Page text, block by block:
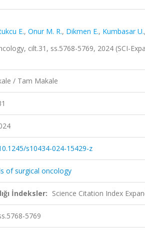
E., Onur M. R., Dikmen E., Kumbasar U.,
cilt.31, ss.5768-5769, 2024 (SCI-
/ Tam Makale
s10434-024-15429-z
of surgical oncology
İndeksler: Science Citation Index
5769